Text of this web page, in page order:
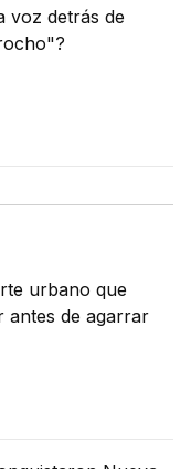
voz detrás de
urbano que
antes de agarrar